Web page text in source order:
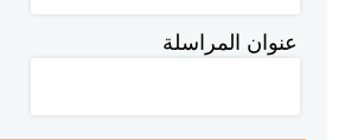
عنوان المراسلة